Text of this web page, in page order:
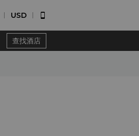
USD 
查找酒店